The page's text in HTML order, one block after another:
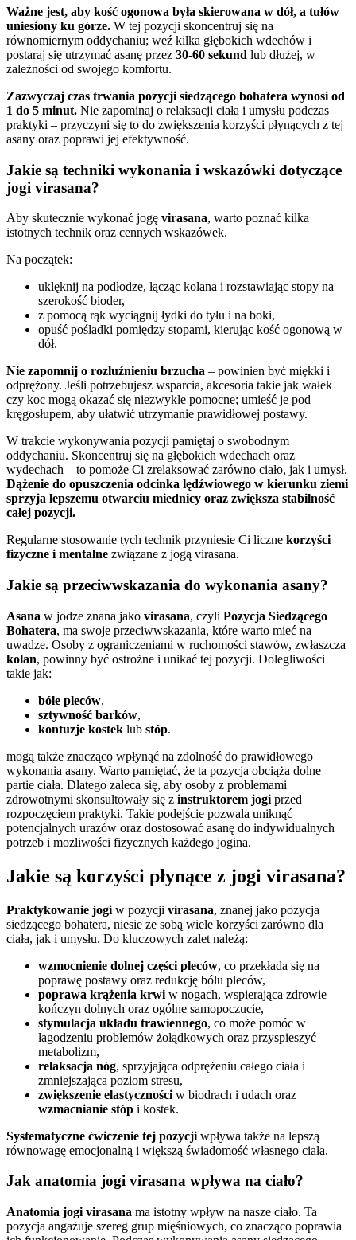
Ważne jest, aby kość ogonowa była skierowana w dół, a tułów
uniesiony ku górze. W tej pozycji skoncentruj się na
równomiernym oddychaniu; weź kilka głębokich wdechów i
postaraj się utrzymać asanę przez 30-60 sekund lub dłużej, w
zależności od swojego komfortu.
Zazwyczaj czas trwania pozycji siedzącego bohatera wynosi od
1 do 5 minut. Nie zapominaj o relaksacji ciała i umysłu podczas
praktyki – przyczyni się to do zwiększenia korzyści płynących z tej
asany oraz poprawi jej efektywność.
Jakie są techniki wykonania i wskazówki dotyczące
jogi virasana?
Aby skutecznie wykonać jogę virasana, warto poznać kilka
istotnych technik oraz cennych wskazówek.
Na początek:
uklęknij na podłodze, łącząc kolana i rozstawiając stopy na
szerokość bioder,
z pomocą rąk wyciągnij łydki do tyłu i na boki,
opuść pośladki pomiędzy stopami, kierując kość ogonową w
dół.
Nie zapomnij o rozluźnieniu brzucha – powinien być miękki i
odprężony. Jeśli potrzebujesz wsparcia, akcesoria takie jak wałek
czy koc mogą okazać się niezwykle pomocne; umieść je pod
kręgosłupem, aby ułatwić utrzymanie prawidłowej postawy.
W trakcie wykonywania pozycji pamiętaj o swobodnym
oddychaniu. Skoncentruj się na głębokich wdechach oraz
wydechach – to pomoże Ci zrelaksować zarówno ciało, jak i umysł.
Dążenie do opuszczenia odcinka lędźwiowego w kierunku ziemi
sprzyja lepszemu otwarciu miednicy oraz zwiększa stabilność
całej pozycji.
Regularne stosowanie tych technik przyniesie Ci liczne korzyści
fizyczne i mentalne związane z jogą virasana.
Jakie są przeciwwskazania do wykonania asany?
Asana w jodze znana jako virasana, czyli Pozycja Siedzącego
Bohatera, ma swoje przeciwwskazania, które warto mieć na
uwadze. Osoby z ograniczeniami w ruchomości stawów, zwłaszcza
kolan, powinny być ostrożne i unikać tej pozycji. Dolegliwości
takie jak:
bóle pleców,
sztywność barków,
kontuzje kostek lub stóp.
mogą także znacząco wpłynąć na zdolność do prawidłowego
wykonania asany. Warto pamiętać, że ta pozycja obciąża dolne
partie ciała. Dlatego zaleca się, aby osoby z problemami
zdrowotnymi skonsultowały się z instruktorem jogi przed
rozpoczęciem praktyki. Takie podejście pozwala uniknąć
potencjalnych urazów oraz dostosować asanę do indywidualnych
potrzeb i możliwości fizycznych każdego jogina.
Jakie są korzyści płynące z jogi virasana?
Praktykowanie jogi w pozycji virasana, znanej jako pozycja
siedzącego bohatera, niesie ze sobą wiele korzyści zarówno dla
ciała, jak i umysłu. Do kluczowych zalet należą:
wzmocnienie dolnej części pleców, co przekłada się na
poprawę postawy oraz redukcję bólu pleców,
poprawa krążenia krwi w nogach, wspierająca zdrowie
kończyn dolnych oraz ogólne samopoczucie,
stymulacja układu trawiennego, co może pomóc w
łagodzeniu problemów żołądkowych oraz przyspieszyć
metabolizm,
relaksacja nóg, sprzyjająca odprężeniu całego ciała i
zmniejszająca poziom stresu,
zwiększenie elastyczności w biodrach i udach oraz
wzmacnianie stóp i kostek.
Systematyczne ćwiczenie tej pozycji wpływa także na lepszą
równowagę emocjonalną i większą świadomość własnego ciała.
Jak anatomia jogi virasana wpływa na ciało?
Anatomia jogi virasana ma istotny wpływ na nasze ciało. Ta
pozycja angażuje szereg grup mięśniowych, co znacząco poprawia